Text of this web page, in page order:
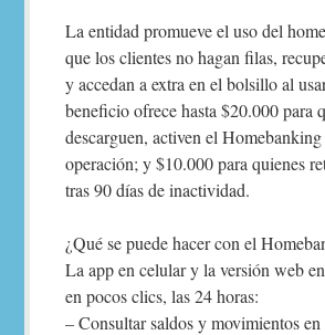
La entidad promueve el uso del
que los clientes no hagan filas,
y accedan a extra en el bolsillo al
beneficio ofrece hasta $20.000 para
descarguen, activen el
operación; y $10.000 para quienes
tras 90 días de inactividad.
¿Qué se puede hacer con el
La app en celular y la versión web
en pocos clics, las 24 horas:
– Consultar saldos y movimientos